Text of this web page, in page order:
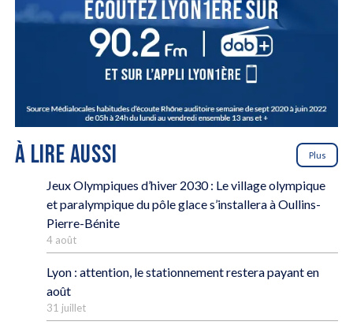
À LIRE AUSSI Plus
Jeux Olympiques d’hiver 2030 : Le village olympique
et paralympique du pôle glace s’installera à Oullins-
Pierre-Bénite
4 août
Lyon : attention, le stationnement restera payant en
août
31 juillet